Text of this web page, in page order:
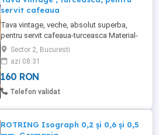
servit cafeaua
Tava vintage, veche, absolut superba,
pentru servit cafeaua-turceasca Material-
cupru 40 29 cm Starea din imagini 160 lei
Predare personala in Bucuresti In tara,
DOAR cu plata in cont BCR+ transport
Sector 2, Bucuresti
azi 08:31
160 RON
Telefon validat
ROTRING Isograph 0,2 și 0,6 și 0,5